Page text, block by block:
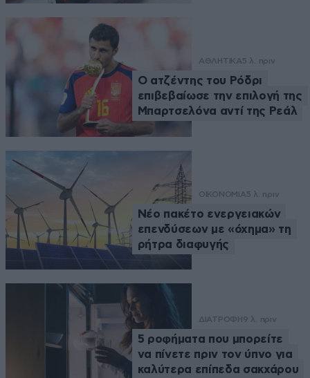
ΑΘΛΗΤΙΚΑ5 λ. πριν
Ο ατζέντης του Ρόδρι
επιβεβαίωσε την επιλογή της
Μπαρτσελόνα αντί της Ρεάλ
ΟΙΚΟΝΟΜΙΑ5 λ. πριν
Νέο πακέτο ενεργειακών
επενδύσεων με «όχημα» τη
ρήτρα διαφυγής
ΔΙΑΤΡΟΦΗ9 λ. πριν
5 ροφήματα που μπορείτε
να πίνετε πριν τον ύπνο για
καλύτερα επίπεδα σακχάρου